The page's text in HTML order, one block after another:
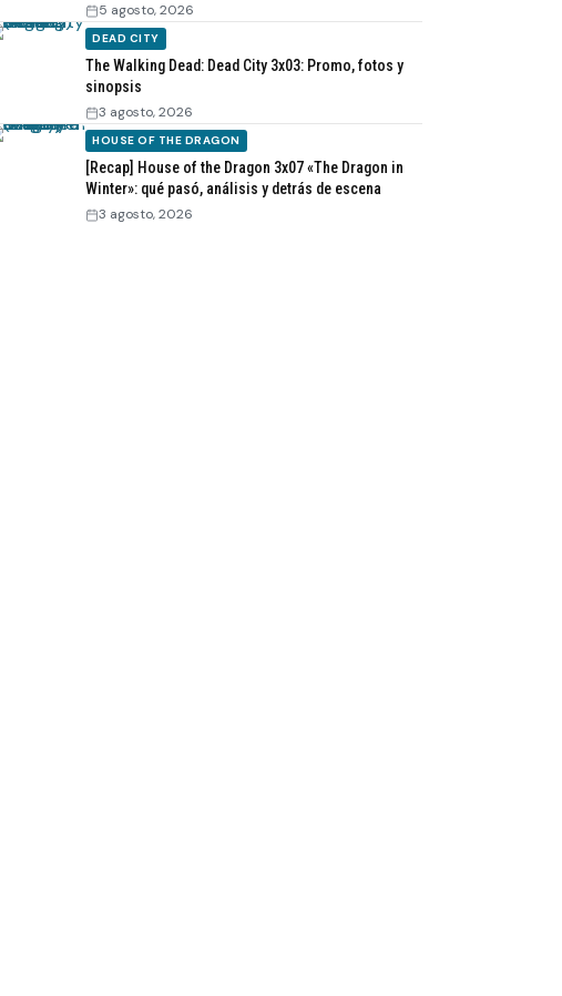
5 agosto, 2026
DEAD CITY
The Walking Dead: Dead City 3x03: Promo, fotos y
sinopsis
3 agosto, 2026
HOUSE OF THE DRAGON
[Recap] House of the Dragon 3x07 «The Dragon in
Winter»: qué pasó, análisis y detrás de escena
3 agosto, 2026